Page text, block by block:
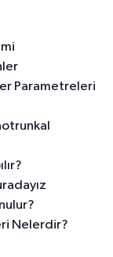
Parametreleri
Nelerdir?